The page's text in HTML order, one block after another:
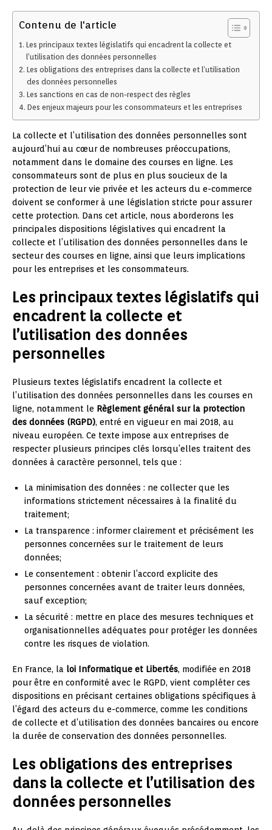
Contenu de l'article
Les principaux textes législatifs qui encadrent la collecte et
l’utilisation des données personnelles
Les obligations des entreprises dans la collecte et l’utilisation
des données personnelles
Les sanctions en cas de non-respect des règles
Des enjeux majeurs pour les consommateurs et les entreprises
La collecte et l’utilisation des données personnelles sont
aujourd’hui au cœur de nombreuses préoccupations,
notamment dans le domaine des courses en ligne. Les
consommateurs sont de plus en plus soucieux de la
protection de leur vie privée et les acteurs du e-commerce
doivent se conformer à une législation stricte pour assurer
cette protection. Dans cet article, nous aborderons les
principales dispositions législatives qui encadrent la
collecte et l’utilisation des données personnelles dans le
secteur des courses en ligne, ainsi que leurs implications
pour les entreprises et les consommateurs.
Les principaux textes législatifs qui
encadrent la collecte et
l’utilisation des données
personnelles
Plusieurs textes législatifs encadrent la collecte et
l’utilisation des données personnelles dans les courses en
ligne, notamment le Règlement général sur la protection
des données (RGPD), entré en vigueur en mai 2018, au
niveau européen. Ce texte impose aux entreprises de
respecter plusieurs principes clés lorsqu’elles traitent des
données à caractère personnel, tels que :
La minimisation des données : ne collecter que les
informations strictement nécessaires à la finalité du
traitement;
La transparence : informer clairement et précisément les
personnes concernées sur le traitement de leurs
données;
Le consentement : obtenir l’accord explicite des
personnes concernées avant de traiter leurs données,
sauf exception;
La sécurité : mettre en place des mesures techniques et
organisationnelles adéquates pour protéger les données
contre les risques de violation.
En France, la loi Informatique et Libertés, modifiée en 2018
pour être en conformité avec le RGPD, vient compléter ces
dispositions en précisant certaines obligations spécifiques à
l’égard des acteurs du e-commerce, comme les conditions
de collecte et d’utilisation des données bancaires ou encore
la durée de conservation des données personnelles.
Les obligations des entreprises
dans la collecte et l’utilisation des
données personnelles